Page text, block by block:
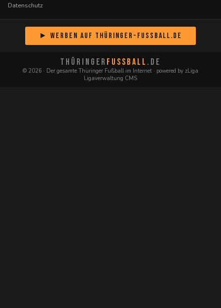
Datenschutz
► Werben auf Thüringer-Fussball.de
THÜRINGER FUSSBALL .DE
© 2026 · Der gesamte Thüringer Fußball im Internet · powered by zLiga
Ligaverwaltung CMS